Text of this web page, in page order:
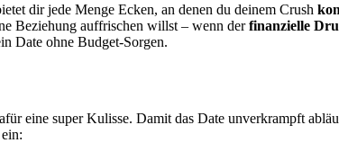
dir jede Menge Ecken, an denen du deinem Crush
Beziehung auffrischen willst – wenn derfinanzielle
Date ohne Budget-Sorgen.
eine super Kulisse. Damit das Date unverkrampft